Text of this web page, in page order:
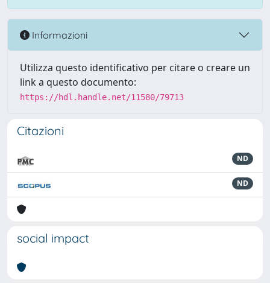
Informazioni
Utilizza questo identificativo per citare o creare un
link a questo documento:
https://hdl.handle.net/11580/79713
Citazioni
ND
ND
social impact